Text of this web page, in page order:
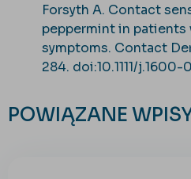
Forsyth A. Contact
peppermint in
symptoms. Contact
284. doi:10.1111/
POWIĄZANE